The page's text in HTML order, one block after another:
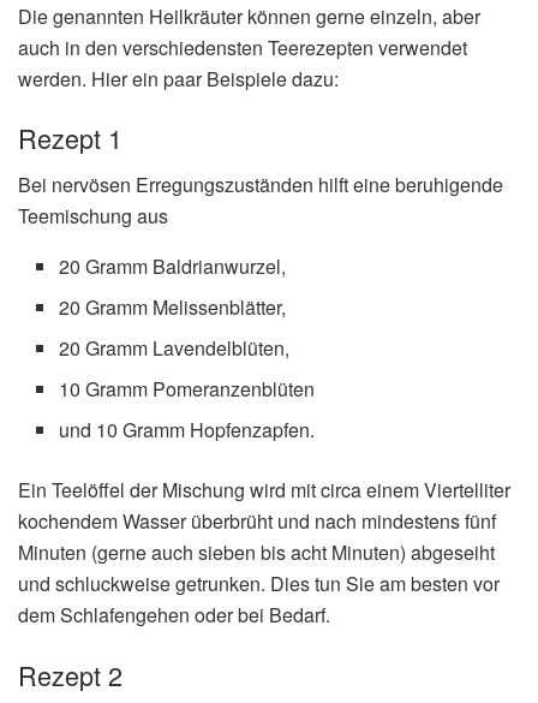
Die genannten Heilkräuter können gerne einzeln, aber
auch in den verschiedensten Teerezepten verwendet
werden. Hier ein paar Beispiele dazu:
Rezept 1
Bei nervösen Erregungszuständen hilft eine beruhigende
Teemischung aus
20 Gramm Baldrianwurzel,
20 Gramm Melissenblätter,
20 Gramm Lavendelblüten,
10 Gramm Pomeranzenblüten
und 10 Gramm Hopfenzapfen.
Ein Teelöffel der Mischung wird mit circa einem Viertelliter
kochendem Wasser überbrüht und nach mindestens fünf
Minuten (gerne auch sieben bis acht Minuten) abgeseiht
und schluckweise getrunken. Dies tun Sie am besten vor
dem Schlafengehen oder bei Bedarf.
Rezept 2